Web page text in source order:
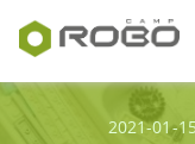
2021-01-15